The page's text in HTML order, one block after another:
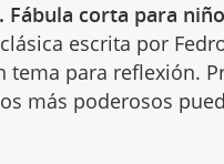
Fábula corta para
escrita por
tema para reflexión.
más poderosos